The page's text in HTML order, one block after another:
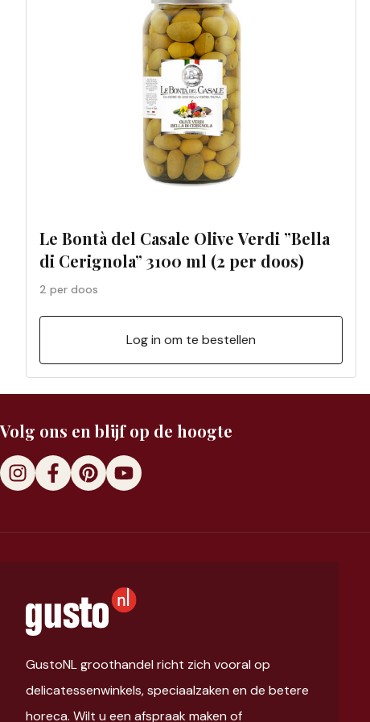
Le Bontà del Casale Olive Verdi ”Bella
di Cerignola” 3100 ml (2 per doos)
2 per doos
Log in om te bestellen
Volg ons en blijf op de hoogte
GustoNL groothandel richt zich vooral op
delicatessenwinkels, speciaalzaken en de betere
horeca. Wilt u een afspraak maken of